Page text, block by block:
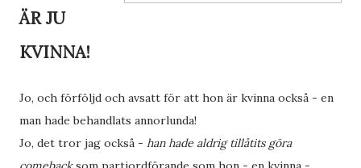
ÄR JU
KVINNA!
Jo, och förföljd och avsatt för att hon är kvinna också - en
man hade behandlats annorlunda!
Jo, det tror jag också - han hade aldrig tillåtits göra